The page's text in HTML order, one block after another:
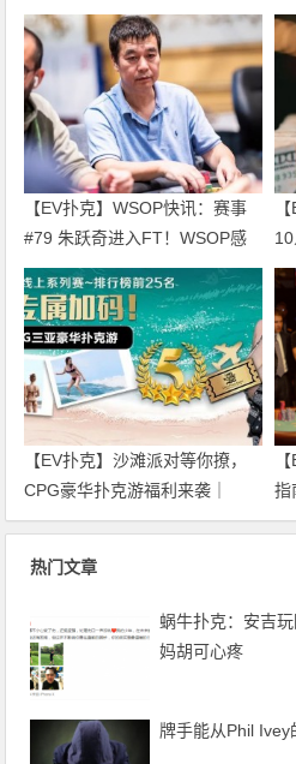
【EV扑克】WSOP快讯：赛事
#79 朱跃奇进入FT！WSOP感
恩庆、直通车热闹开跑！
观
【EV扑克】沙滩派对等你撩，
CPG豪华扑克游福利来袭｜
WSOP金手链免费赛天天开打！
指
你
热门文章
蜗牛扑克：安吉
妈胡可心疼
牌手能从Phil Ivey